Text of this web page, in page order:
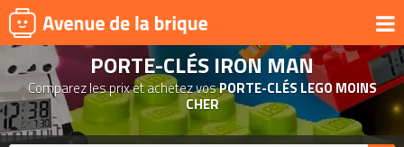
UNIVERS
PRODUITS DÉRIVÉS
NOUVEAUTÉS
PORTE-CLÉS IRON MAN
Comparez les prix et achetez vosPORTE-CLÉS LEGO MOINS
CHER